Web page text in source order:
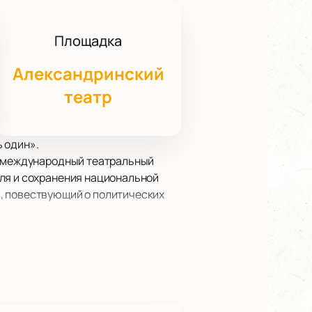
Площадка
Александринский
театр
один».
театральный
и сохранения национальной
повествующий о политических
театра Валерий